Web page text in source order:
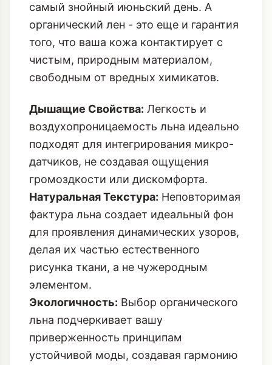
самый знойный июньский день. А
органический лен - это еще и гарантия
того, что ваша кожа контактирует с
чистым, природным материалом,
свободным от вредных химикатов.
Дышащие Свойства: Легкость и
воздухопроницаемость льна идеально
подходят для интегрирования микро-
датчиков, не создавая ощущения
громоздкости или дискомфорта.
Натуральная Текстура: Неповторимая
фактура льна создает идеальный фон
для проявления динамических узоров,
делая их частью естественного
рисунка ткани, а не чужеродным
элементом.
Экологичность: Выбор органического
льна подчеркивает вашу
приверженность принципам
устойчивой моды, создавая гармонию